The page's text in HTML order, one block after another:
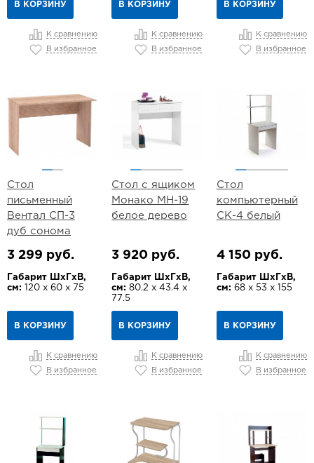
В КОРЗИНУ
К сравнению
В избранное
В КОРЗИНУ
К сравнению
В избранное
В КОРЗИНУ
К сравнению
В избранное
Стол
письменный
Вентал СП-3
дуб сонома
3 299 руб.
Габарит ШхГхВ,
см: 120 х 60 х 75
В КОРЗИНУ
К сравнению
В избранное
Стол с ящиком
Монако МН-19
белое дерево
3 920 руб.
Габарит ШхГхВ,
см: 80.2 х 43.4 х
77.5
В КОРЗИНУ
К сравнению
В избранное
Стол
компьютерный
СК-4 белый
4 150 руб.
Габарит ШхГхВ,
см: 68 х 53 х 155
В КОРЗИНУ
К сравнению
В избранное